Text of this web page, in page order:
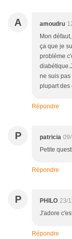
A amoudru
Mon
ça que je
problème
ne suis
plupart des
Répondre
P patricia
Petite
Répondre
P PHILO 23/
J'adore
Répondre